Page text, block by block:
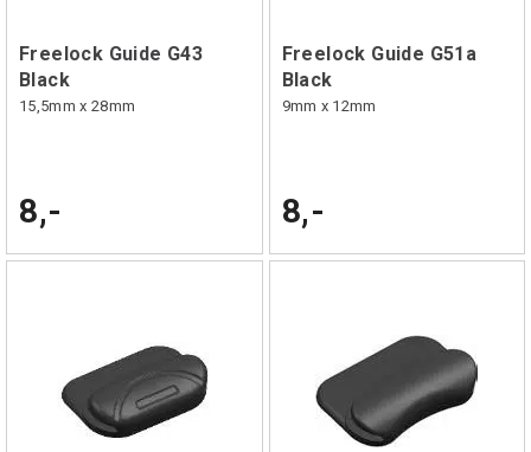
Freelock Guide G43
Black
15,5mm x 28mm
8,-
Freelock Guide G51a
Black
9mm x 12mm
8,-